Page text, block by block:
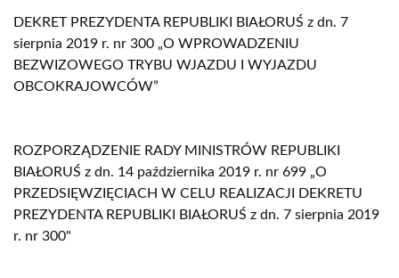
DEKRET PREZYDENTA REPUBLIKI BIAŁORUŚ z dn. 7
sierpnia 2019 r. nr 300 „O WPROWADZENIU
BEZWIZOWEGO TRYBU WJAZDU I WYJAZDU
OBCOKRAJOWCÓW”
ROZPORZĄDZENIE RADY MINISTRÓW REPUBLIKI
BIAŁORUŚ z dn. 14 października 2019 r. nr 699 „O
PRZEDSIĘWZIĘCIACH W CELU REALIZACJI DEKRETU
PREZYDENTA REPUBLIKI BIAŁORUŚ z dn. 7 sierpnia 2019
r. nr 300"